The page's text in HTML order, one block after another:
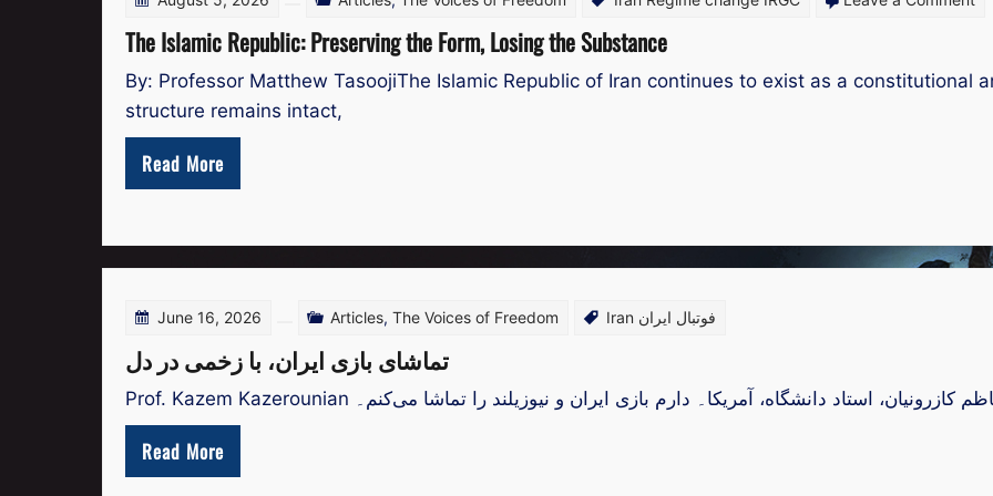
The Islamic Republic: Preserving the Form, Losing the Substance
By: Professor Matthew TasoojiThe Islamic Republic of Iran continues to exist as a constitutional
structure remains intact,
Read More
June 16, 2026 Articles, The Voices of Freedom Iran فوتبال ایران
تماشای بازی ایران، با زخمی در دل
Read More